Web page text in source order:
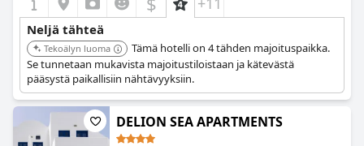
Neljä tähteä
Tekoälyn luoma
Tämä hotelli on 4 tähden majoituspaikka.
Se tunnetaan mukavista majoitustiloistaan ja kätevästä
pääsystä paikallisiin nähtävyyksiin.
DELION SEA APARTMENTS